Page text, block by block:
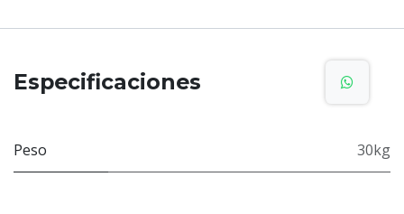
Especificaciones
Peso 30kg